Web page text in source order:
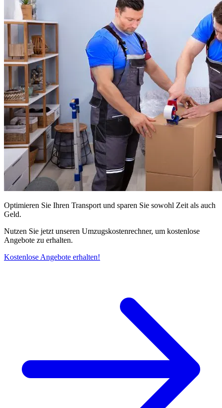
Optimieren Sie Ihren Transport und sparen Sie sowohl Zeit als auch
Geld.
Nutzen Sie jetzt unseren Umzugskostenrechner, um kostenlose
Angebote zu erhalten.
Kostenlose Angebote erhalten!